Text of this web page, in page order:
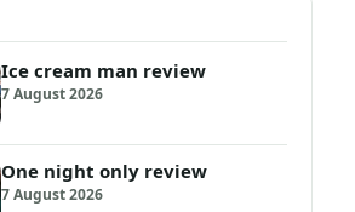
Ice cream man review
7 August 2026
One night only review
7 August 2026